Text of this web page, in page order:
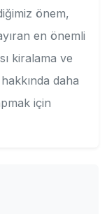
önem,
en önemli
kiralama ve
daha
için